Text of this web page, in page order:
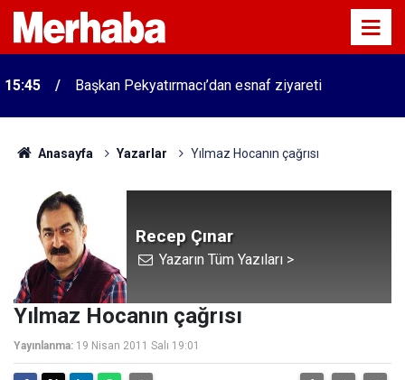
15:45 Başkan Pekyatırmacı’dan esnaf ziyareti
Anasayfa Yazarlar Yılmaz Hocanın çağrısı
Recep Çınar
Yazarın Tüm Yazıları >
Yılmaz Hocanın çağrısı
Yayınlanma: 19 Nisan 2011 Salı 19:01